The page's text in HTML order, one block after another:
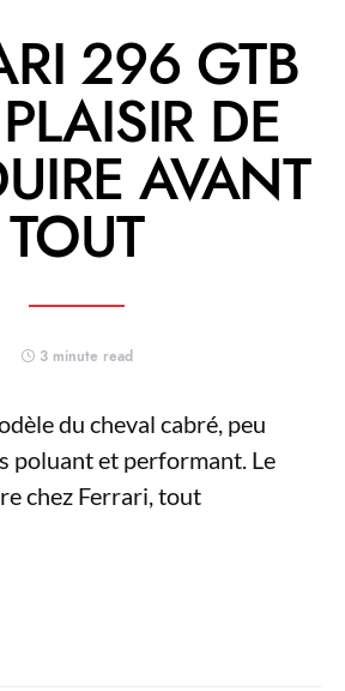
296 GTB
DE
AVANT
TOUT
3 minute read
du cheval cabré, peu
poluant et performant. Le
chez Ferrari, tout